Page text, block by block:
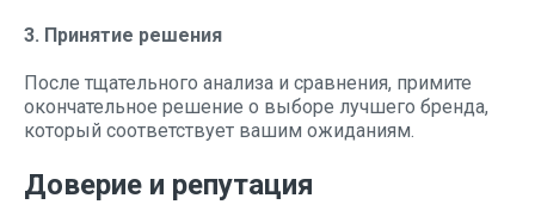
3. Принятие решения
После тщательного анализа и сравнения, примите
окончательное решение о выборе лучшего бренда,
который соответствует вашим ожиданиям.
Доверие и репутация